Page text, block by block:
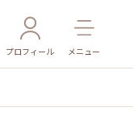
プロフィール メニュー